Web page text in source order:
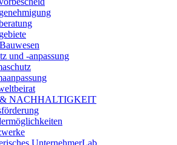
und -anpassung
NACHHALTIGKEIT
UnternehmerLab